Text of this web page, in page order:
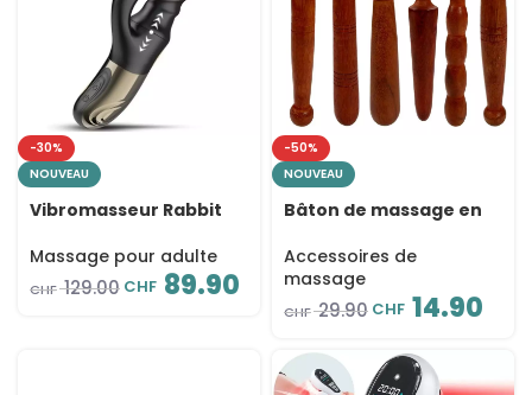
-30%
NOUVEAU
Vibromasseur Rabbit
Rotation 360°, poussée
et 9 vibrations
Massage pour adulte
CHF129.00 CHF 89.90
-50%
NOUVEAU
Bâton de massage en
Pieds, mains, dos et
visage
Accessoires de
massage
CHF29.90 CHF 14.90